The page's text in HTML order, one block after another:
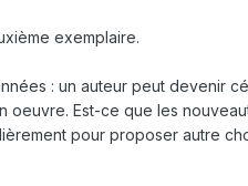
exemplaire.
: un auteur peut devenir
Est-ce que les
pour proposer autre